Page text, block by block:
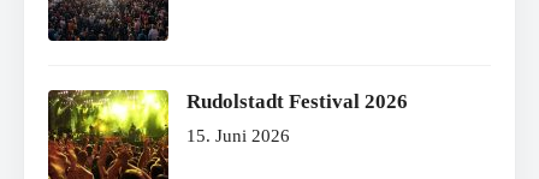
Rudolstadt Festival 2026
15. Juni 2026